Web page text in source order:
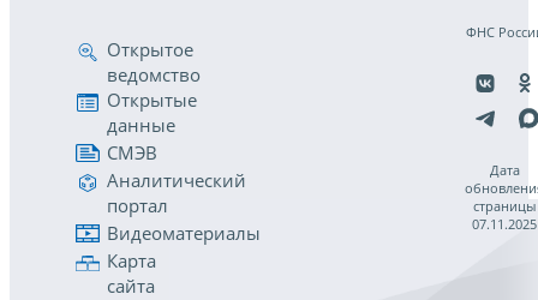
Открытое
ведомство
Открытые
данные
СМЭВ
Аналитический
портал
Видеоматериалы
Карта
сайта
ФНС
Дата
страницы
07.11.2025